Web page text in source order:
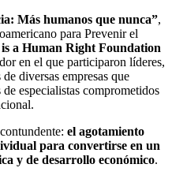
Más humanos que nunca”,
para Prevenir el
a Human Right Foundation
en el que participaron líderes,
diversas empresas que
especialistas comprometidos
el agotamiento
para convertirse en un
y de desarrollo económico.